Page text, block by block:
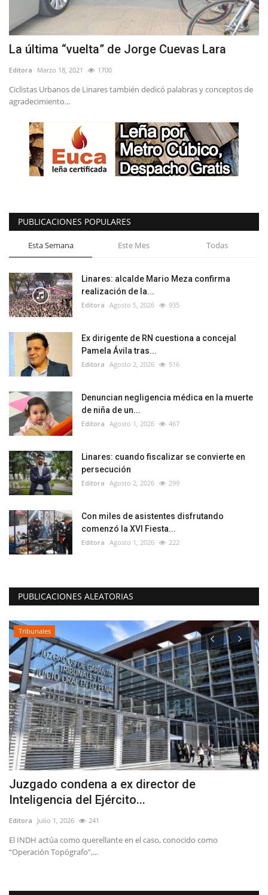
La última “vuelta” de Jorge Cuevas Lara
Editora Marzo 18, 2021 1700
Ciclistas Urbanos de Linares también dedicó palabras y conceptos de
agradecimiento...
PUBLICACIONES POPULARES
Esta Semana Este Mes Todas
Linares: alcalde Mario Meza confirma
realización de la...
Editora Agosto 5, 2026 935
Ex dirigente de RN cuestiona a concejal
Pamela Ávila tras...
Editora Agosto 2, 2026 516
Denuncian negligencia médica en la muerte
de niña de un...
Editora Agosto 1, 2026 467
Linares: cuando fiscalizar se convierte en
persecución
Editora Agosto 2, 2026 299
Con miles de asistentes disfrutando
comenzó la XVI Fiesta...
Editora Agosto 1, 2026 222
PUBLICACIONES ALEATORIAS
Tribunales
Juzgado condena a ex director de
Inteligencia del Ejército...
Editora Julio 1, 2026 241
El INDH actúa como querellante en el caso, conocido como
“Operación Topógrafo”,...